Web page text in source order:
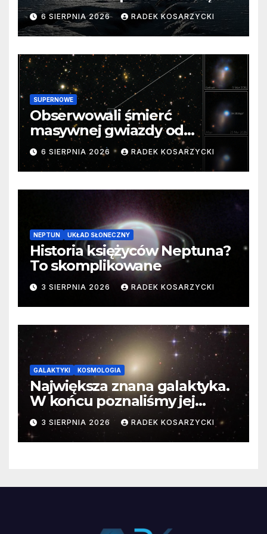
barierę
6 SIERPNIA 2026 RADEK KOSARZYCKI
SUPERNOWE
Obserwowali śmierć
masywnej gwiazdy od
samego początku. Niezwykle
cenne dane
6 SIERPNIA 2026 RADEK KOSARZYCKI
NEPTUN UKŁAD SŁONECZNY
Historia księżyców Neptuna?
To skomplikowane
3 SIERPNIA 2026 RADEK KOSARZYCKI
GALAKTYKI KOSMOLOGIA
Największa znana galaktyka.
W końcu poznaliśmy jej
faktyczne wymiary
3 SIERPNIA 2026 RADEK KOSARZYCKI